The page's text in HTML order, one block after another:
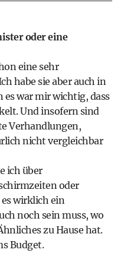
oder eine
eine sehr
habe sie aber auch in
es war mir wichtig, dass
Und insofern sind
Verhandlungen,
nicht vergleichbar
ich über
oder
wirklich ein
noch sein muss, wo
zu Hause hat.
Budget.